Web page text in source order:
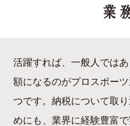
業
活躍すれば、一般人では
額になるのがプロスポー
つです。納税について取
めにも、業界に経験豊富